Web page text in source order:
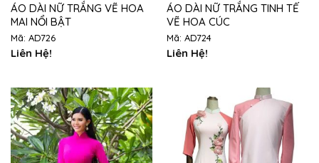
ÁO DÀI NỮ TRẮNG VẼ HOA
MAI NỔI BẬT
Mã: AD726
Liên Hệ!
ÁO DÀI NỮ TRẮNG TINH TẾ
VẼ HOA CÚC
Mã: AD724
Liên Hệ!